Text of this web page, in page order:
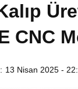
CNC
13 Nisan 2025 -